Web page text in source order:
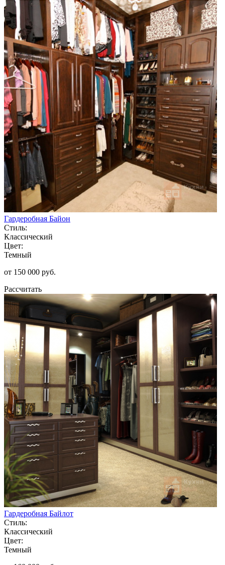
Гардеробная Байон
Стиль:
Классический
Цвет:
Темный
от 150 000 руб.
Рассчитать
Гардеробная Байлот
Стиль:
Классический
Цвет:
Темный